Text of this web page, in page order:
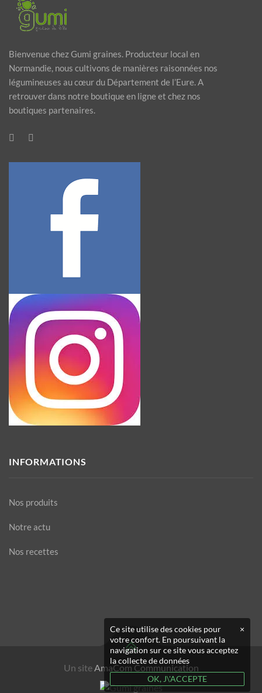
Bienvenue chez Gumi graines. Producteur local en
Normandie, nous cultivons de manières raisonnées nos
légumineuses au cœur du Département de l’Eure. A
retrouver dans notre boutique en ligne et chez nos
boutiques partenaires.
INFORMATIONS
Nos produits
Notre actu
Nos recettes
Un site AmaCom Communication
×
Ce site utilise des cookies pour
votre confort. En poursuivant la
navigation sur ce site vous acceptez
la collecte de données
OK, J\'ACCEPTE